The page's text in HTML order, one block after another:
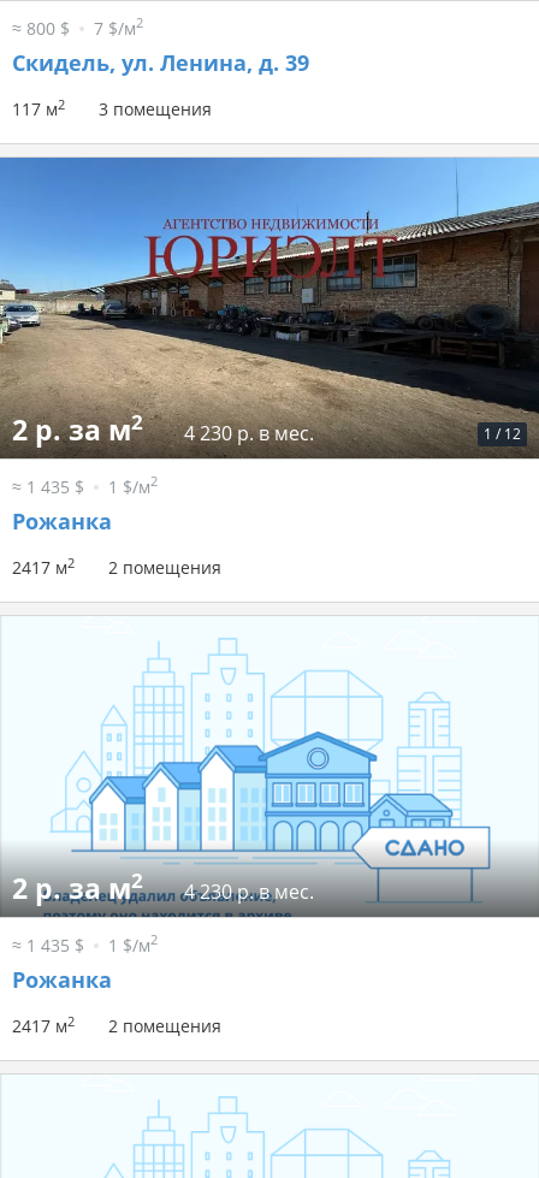
≈ 800 $ 7 $/м2
Скидель, ул. Ленина, д. 39
117 м2 3 помещения
1 / 12
2 р. за м2 4 230 р. в мес.
≈ 1 435 $ 1 $/м2
Рожанка
2417 м2 2 помещения
2 р. за м2 4 230 р. в мес.
≈ 1 435 $ 1 $/м2
Рожанка
2417 м2 2 помещения